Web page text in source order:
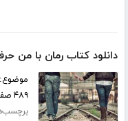
دانلود کتاب رمان با من
۴۸۹ صفحه